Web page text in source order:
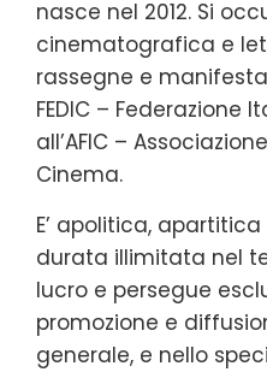
nasce nel 2012. Si
cinematografica e
rassegne e
FEDIC – Federazione
all’AFIC –
Cinema.
E’ apolitica,
durata illimitata nel
lucro e persegue
promozione e
generale, e nello